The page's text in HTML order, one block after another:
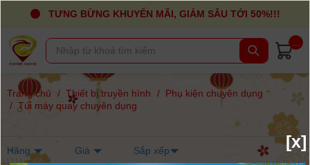
TƯNG BỪNG KHUYẾN MÃI, GIẢM SÂU TỚI 50%!!!
Trang chủ / Thiết bị truyền hình / Phụ kiện chuyên dụng
/ Túi máy quay chuyên dụng
Hãng Giá Sắp xếp [x]